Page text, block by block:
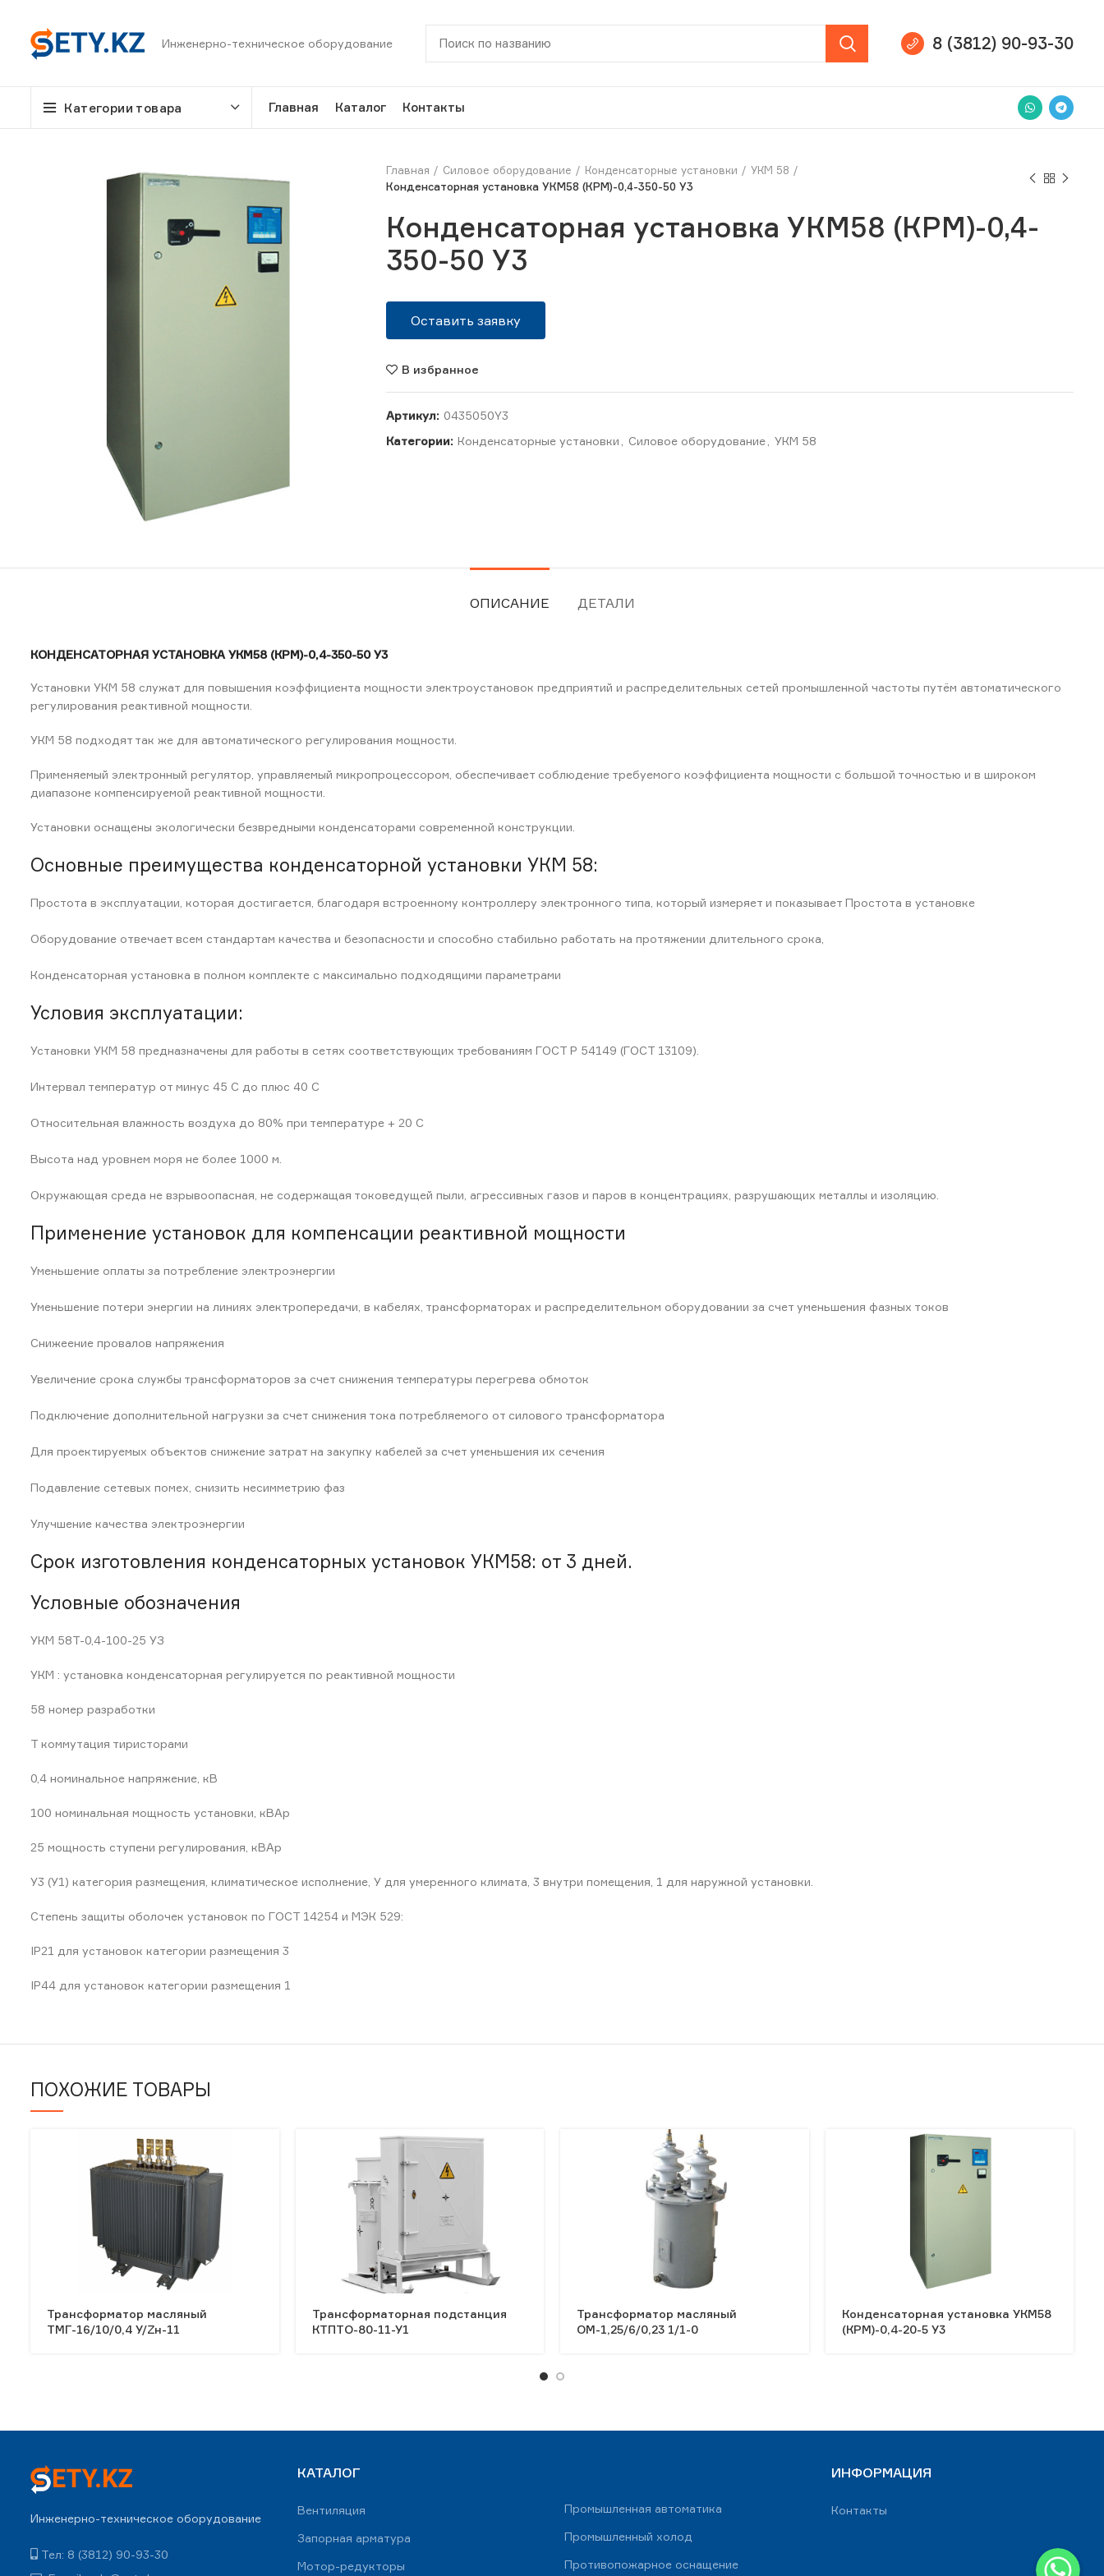
Инженерно-техническое оборудование 8 (3812) 90-93-30
Категории товара Главная Каталог Контакты
Главная Силовое оборудование Конденсаторные установки
УКМ 58
Конденсаторная установка УКМ58 (КРМ)-0,4-350-50 У3
Конденсаторная установка УКМ58 (КРМ)-0,4-
350-50 У3
Оставить заявку
В избранное
Артикул: 0435050Y3
Категории: Конденсаторные установки Силовое оборудование УКМ 58
ОПИСАНИЕ ДЕТАЛИ
КОНДЕНСАТОРНАЯ УСТАНОВКА УКМ58 (КРМ)-0,4-350-50 У3
Установки УКМ 58 служат для повышения коэффициента мощности электроустановок предприятий и распределительных сетей промышленной частоты путём автоматического
регулирования реактивной мощности.
УКМ 58 подходят так же для автоматического регулирования мощности.
Применяемый электронный регулятор, управляемый микропроцессором, обеспечивает соблюдение требуемого коэффициента мощности с большой точностью и в широком
диапазоне компенсируемой реактивной мощности.
Установки оснащены экологически безвредными конденсаторами современной конструкции.
Основные преимущества конденсаторной установки УКМ 58:
Простота в эксплуатации, которая достигается, благодаря встроенному контроллеру электронного типа, который измеряет и показывает Простота в установке
Оборудование отвечает всем стандартам качества и безопасности и способно стабильно работать на протяжении длительного срока,
Конденсаторная установка в полном комплекте с максимально подходящими параметрами
Условия эксплуатации:
Установки УКМ 58 предназначены для работы в сетях соответствующих требованиям ГОСТ Р 54149 (ГОСТ 13109).
Интервал температур от минус 45 С до плюс 40 С
Относительная влажность воздуха до 80% при температуре + 20 С
Высота над уровнем моря не более 1000 м.
Окружающая среда не взрывоопасная, не содержащая токоведущей пыли, агрессивных газов и паров в концентрациях, разрушающих металлы и изоляцию.
Применение установок для компенсации реактивной мощности
Уменьшение оплаты за потребление электроэнергии
Уменьшение потери энергии на линиях электропередачи, в кабелях, трансформаторах и распределительном оборудовании за счет уменьшения фазных токов
Снижеение провалов напряжения
Увеличение срока службы трансформаторов за счет снижения температуры перегрева обмоток
Подключение дополнительной нагрузки за счет снижения тока потребляемого от силового трансформатора
Для проектируемых объектов снижение затрат на закупку кабелей за счет уменьшения их сечения
Подавление сетевых помех, снизить несимметрию фаз
Улучшение качества электроэнергии
Срок изготовления конденсаторных установок УКМ58: от 3 дней.
Условные обозначения
УКМ 58Т-0,4-100-25 УЗ
УКМ : установка конденсаторная регулируется по реактивной мощности
58 номер разработки
Т коммутация тиристорами
0,4 номинальное напряжение, кВ
100 номинальная мощность установки, кВАр
25 мощность ступени регулирования, кВАр
У3 (У1) категория размещения, климатическое исполнение, У для умеренного климата, 3 внутри помещения, 1 для наружной установки.
Степень защиты оболочек установок по ГОСТ 14254 и МЭК 529:
IP21 для установок категории размещения 3
IP44 для установок категории размещения 1
ПОХОЖИЕ ТОВАРЫ
Трансформатор масляный
ТМГ-16/10/0,4 У/Zн-11
Трансформаторная подстанция
КТПТО-80-11-У1
Трансформатор масляный
ОМ-1,25/6/0,23 1/1-0
Конденсаторная установка УКМ58
(КРМ)-0,4-20-5 У3
Инженерно-техническое оборудование
Тел: 8 (3812) 90-93-30
КАТАЛОГ
Вентиляция
Запорная арматура
Мотор-редукторы
Промышленная автоматика
Промышленный холод
Противопожарное оснащение
ИНФОРМАЦИЯ
Контакты
WhatsApp